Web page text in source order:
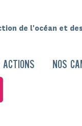
de l'océan et
ACTIONS NOS